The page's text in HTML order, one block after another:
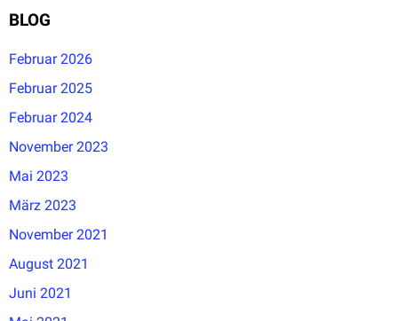
BLOG
Februar 2026
Februar 2025
Februar 2024
November 2023
Mai 2023
März 2023
November 2021
August 2021
Juni 2021